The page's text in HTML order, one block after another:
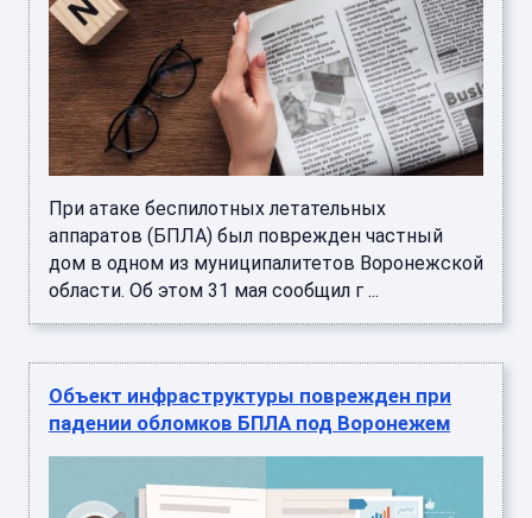
При атаке беспилотных летательных
аппаратов (БПЛА) был поврежден частный
дом в одном из муниципалитетов Воронежской
области. Об этом 31 мая сообщил г ...
Объект инфраструктуры поврежден при
падении обломков БПЛА под Воронежем